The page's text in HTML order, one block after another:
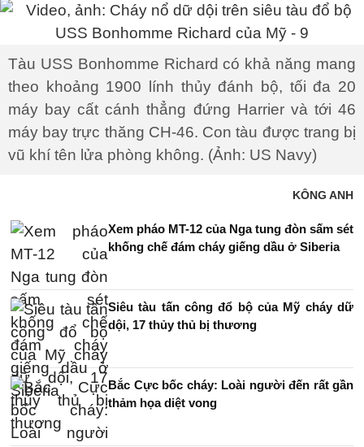
Tàu USS Bonhomme Richard có khả năng mang
theo khoảng 1900 lính thủy đánh bộ, tối đa 20
máy bay cất cánh thẳng đứng Harrier và tới 46
máy bay trực thăng CH-46. Con tàu được trang bị
vũ khí tên lửa phòng không. (Ảnh: US Navy)
KÔNG ANH
Xem pháo MT-12 của Nga tung đòn sấm sét
khống chế đám cháy giếng dầu ở Siberia
Siêu tàu tấn công đổ bộ của Mỹ cháy dữ
dội, 17 thủy thủ bị thương
Bắc Cực bốc cháy: Loài người đến rất gần
thảm họa diệt vong